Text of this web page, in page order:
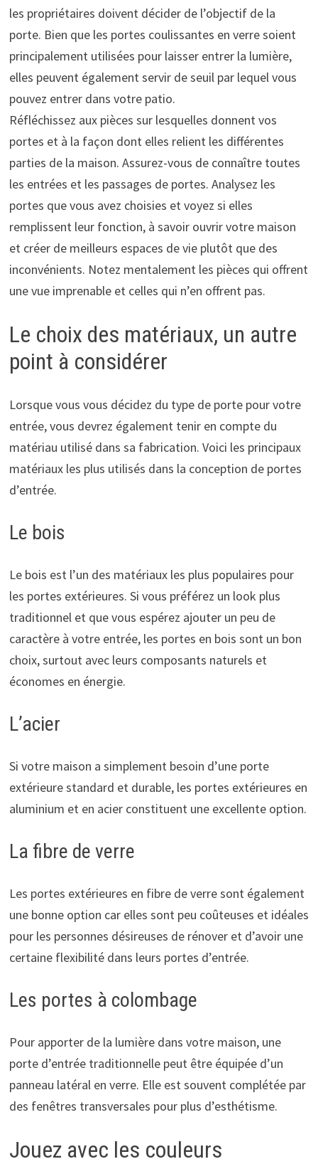
les propriétaires doivent décider de l’objectif de la
porte. Bien que les portes coulissantes en verre soient
principalement utilisées pour laisser entrer la lumière,
elles peuvent également servir de seuil par lequel vous
pouvez entrer dans votre patio.
Réfléchissez aux pièces sur lesquelles donnent vos
portes et à la façon dont elles relient les différentes
parties de la maison. Assurez-vous de connaître toutes
les entrées et les passages de portes. Analysez les
portes que vous avez choisies et voyez si elles
remplissent leur fonction, à savoir ouvrir votre maison
et créer de meilleurs espaces de vie plutôt que des
inconvénients. Notez mentalement les pièces qui offrent
une vue imprenable et celles qui n’en offrent pas.
Le choix des matériaux, un autre
point à considérer
Lorsque vous vous décidez du type de porte pour votre
entrée, vous devrez également tenir en compte du
matériau utilisé dans sa fabrication. Voici les principaux
matériaux les plus utilisés dans la conception de portes
d’entrée.
Le bois
Le bois est l’un des matériaux les plus populaires pour
les portes extérieures. Si vous préférez un look plus
traditionnel et que vous espérez ajouter un peu de
caractère à votre entrée, les portes en bois sont un bon
choix, surtout avec leurs composants naturels et
économes en énergie.
L’acier
Si votre maison a simplement besoin d’une porte
extérieure standard et durable, les portes extérieures en
aluminium et en acier constituent une excellente option.
La fibre de verre
Les portes extérieures en fibre de verre sont également
une bonne option car elles sont peu coûteuses et idéales
pour les personnes désireuses de rénover et d’avoir une
certaine flexibilité dans leurs portes d’entrée.
Les portes à colombage
Pour apporter de la lumière dans votre maison, une
porte d’entrée traditionnelle peut être équipée d’un
panneau latéral en verre. Elle est souvent complétée par
des fenêtres transversales pour plus d’esthétisme.
Jouez avec les couleurs